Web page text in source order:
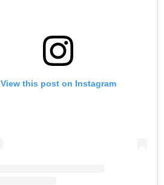
View this post on Instagram